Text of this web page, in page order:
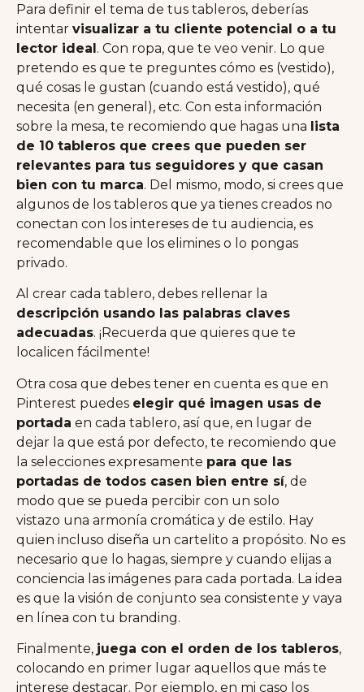
Para definir el tema de tus tableros, deberías
intentar visualizar a tu cliente potencial o a tu
lector ideal. Con ropa, que te veo venir. Lo que
pretendo es que te preguntes cómo es (vestido),
qué cosas le gustan (cuando está vestido), qué
necesita (en general), etc. Con esta información
sobre la mesa, te recomiendo que hagas una lista
de 10 tableros que crees que pueden ser
relevantes para tus seguidores y que casan
bien con tu marca. Del mismo, modo, si crees que
algunos de los tableros que ya tienes creados no
conectan con los intereses de tu audiencia, es
recomendable que los elimines o lo pongas
privado.
Al crear cada tablero, debes rellenar la
descripción usando las palabras claves
adecuadas. ¡Recuerda que quieres que te
localicen fácilmente!
Otra cosa que debes tener en cuenta es que en
Pinterest puedes elegir qué imagen usas de
portada en cada tablero, así que, en lugar de
dejar la que está por defecto, te recomiendo que
la selecciones expresamente para que las
portadas de todos casen bien entre sí, de
modo que se pueda percibir con un solo
vistazo una armonía cromática y de estilo. Hay
quien incluso diseña un cartelito a propósito. No es
necesario que lo hagas, siempre y cuando elijas a
conciencia las imágenes para cada portada. La idea
es que la visión de conjunto sea consistente y vaya
en línea con tu branding.
Finalmente, juega con el orden de los tableros,
colocando en primer lugar aquellos que más te
interese destacar. Por ejemplo, en mi caso los